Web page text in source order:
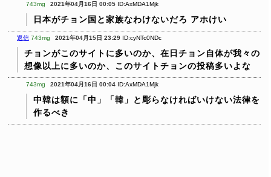
743mg 2021年04月16日 00:05 ID:AxMDA1Mjk
日本がチョン国と家族なわけないだろ アホけい
返信 743mg 2021年04月15日 23:29 ID:cyNTc0NDc
チョンがこのサイトに多いのか、在日チョン自体が我々の
想像以上に多いのか、このサイトチョンの投稿多いよな
743mg 2021年04月16日 00:04 ID:AxMDA1Mjk
中韓は額に「中」「韓」と彫らなければいけない法律を
作るべき